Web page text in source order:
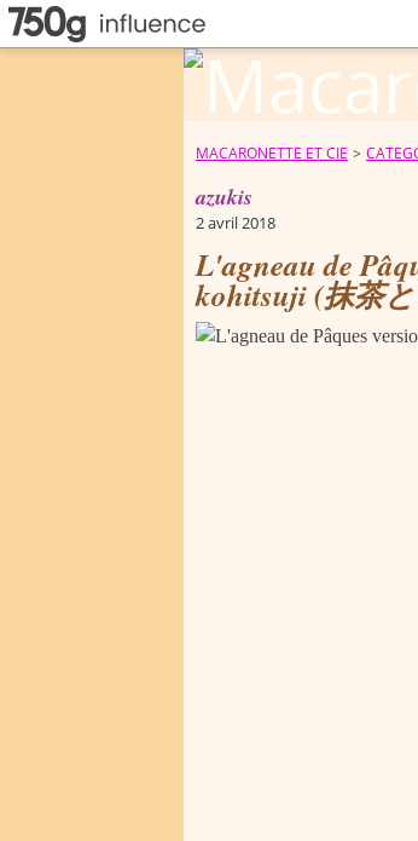
MACARONETTE ET CIE >
azukis
2 avril 2018
L'agneau de
kohitsuji (抹茶